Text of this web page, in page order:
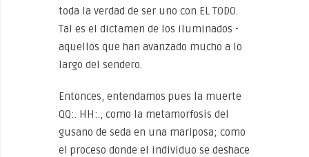
toda la verdad de ser uno con EL TODO.
Tal es el dictamen de los iluminados -
aquellos que han avanzado mucho a lo
largo del sendero.
Entonces, entendamos pues la muerte
QQ:. HH:., como la metamorfosis del
gusano de seda en una mariposa; como
el proceso donde el individuo se deshace